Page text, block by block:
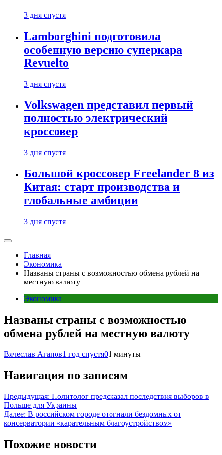
3 дня спустя
Lamborghini подготовила
особенную версию суперкара
Revuelto
3 дня спустя
Volkswagen представил первый
полностью электрический
кроссовер
3 дня спустя
Большой кроссовер Freelander 8 из
Китая: старт производства и
глобальные амбиции
3 дня спустя
Главная
Экономика
Названы страны с возможностью обмена рублей на
местную валюту
Экономика
Названы страны с возможностью
обмена рублей на местную валюту
Вячеслав Агапов1 год спустя01 минуты
Навигация по записям
Предыдущая: Политолог предсказал последствия выборов в
Польше для Украины
Далее: В российском городе отогнали бездомных от
консерватории «карательным благоустройством»
Похожие новости